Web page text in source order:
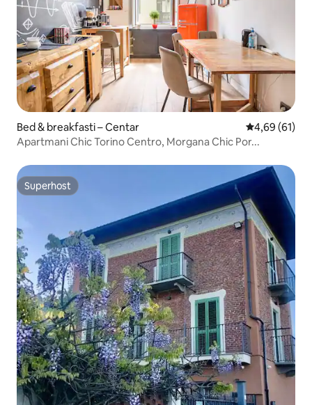
Bed & breakfasti – Centar Prosječna
4,69 (61)
Apartmani Chic Torino Centro, Morgana Chic Por...
Superhost
Superhost